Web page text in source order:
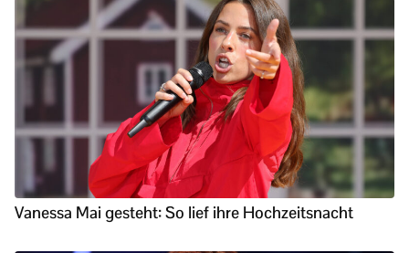
Vanessa Mai gesteht: So lief ihre Hochzeitsnacht